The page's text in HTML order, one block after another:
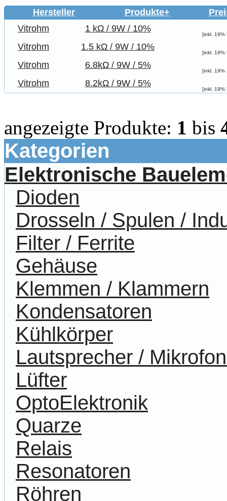
Hersteller Produkte+
Vitrohm
1 kΩ / 9W / 10%
[inkl. 19%
Vitrohm 1.5 kΩ / 9W / 10%
[inkl. 19%
Vitrohm 6.8kΩ / 9W / 5%
[inkl. 19%
Vitrohm 8.2kΩ / 9W / 5%
[inkl. 19%
angezeigte Produkte: 1 bis
Kategorien
Elektronische
Dioden
Drosseln / Spulen /
Filter / Ferrite
Gehäuse
Klemmen / Klammern
Kondensatoren
Kühlkörper
Lautsprecher /
Lüfter
OptoElektronik
Quarze
Relais
Resonatoren
Röhren